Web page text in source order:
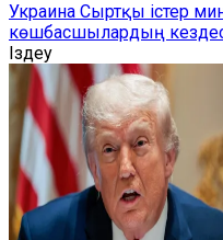
Украина Сыртқы істер
көшбасшылардың
Іздеу